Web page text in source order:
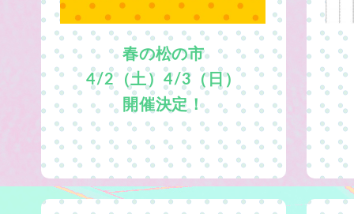
春の松の市
4/2（土）4/3（日）
開催決定！